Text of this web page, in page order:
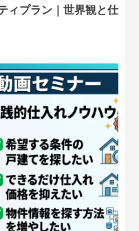
ィプラン｜世界観と仕